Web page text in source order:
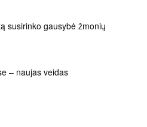
susirinko gausybė žmonių
– naujas veidas